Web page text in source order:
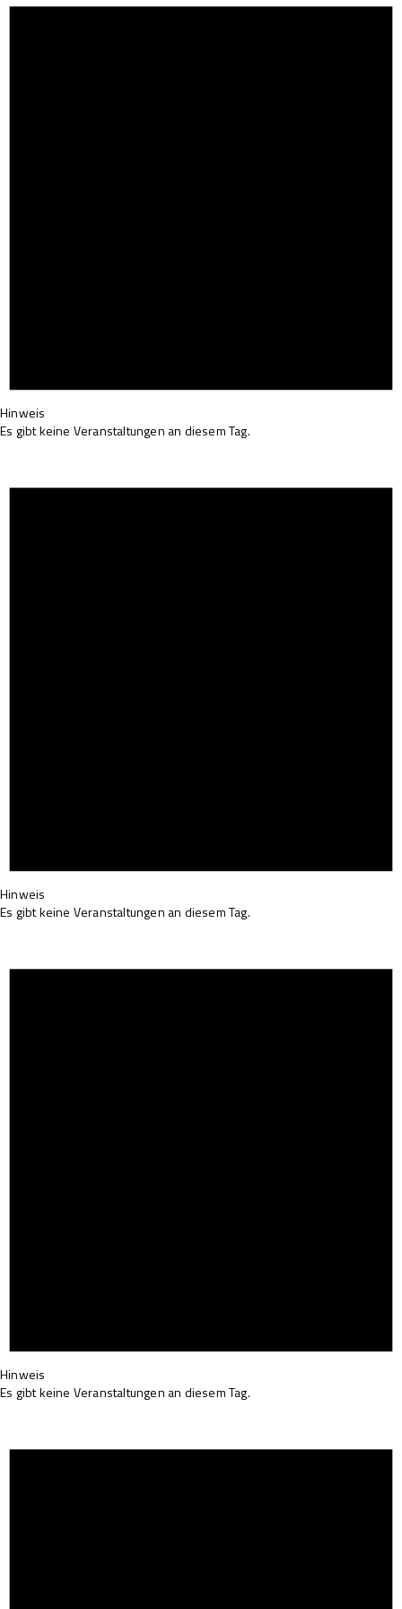
Hinweis
Es gibt keine Veranstaltungen an diesem Tag.
Hinweis
Es gibt keine Veranstaltungen an diesem Tag.
Hinweis
Es gibt keine Veranstaltungen an diesem Tag.